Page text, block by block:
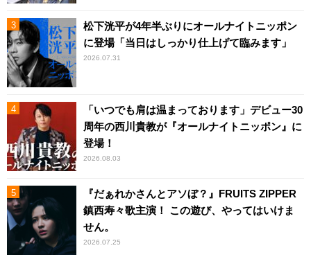
松下洸平が4年半ぶりにオールナイトニッポン
に登場「当日はしっかり仕上げて臨みます」
2026.07.31
「いつでも肩は温まっております」デビュー30
周年の西川貴教が『オールナイトニッポン』に
登場！
2026.08.03
『だぁれかさんとアソぼ？』FRUITS ZIPPER
鎮西寿々歌主演！ この遊び、やってはいけま
せん。
2026.07.25